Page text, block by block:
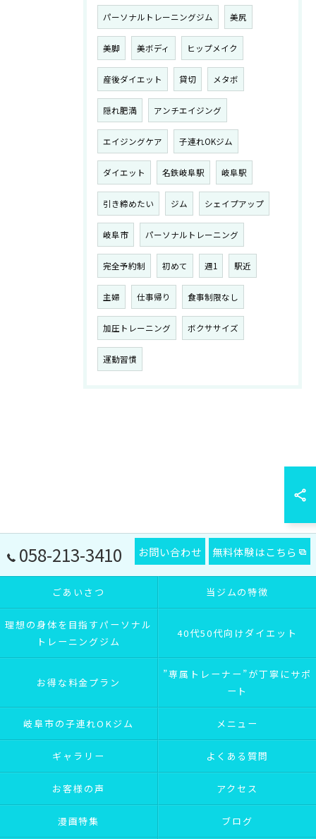
パーソナルトレーニングジム 美尻
美脚 美ボディ ヒップメイク
産後ダイエット 貸切 メタボ
隠れ肥満 アンチエイジング
エイジングケア 子連れOKジム
ダイエット 名鉄岐阜駅 岐阜駅
引き締めたい ジム シェイプアップ
岐阜市 パーソナルトレーニング
完全予約制 初めて 週1 駅近
主婦 仕事帰り 食事制限なし
加圧トレーニング ボクササイズ
運動習慣
058-213-3410 お問い合わせ 無料体験はこちら
ごあいさつ 当ジムの特徴
理想の身体を目指すパーソナル
トレーニングジム
40代50代向けダイエット
お得な料金プラン
”専属トレーナー”が丁寧にサポ
ート
岐阜市の子連れOKジム メニュー
ギャラリー よくある質問
お客様の声 アクセス
漫画特集 ブログ